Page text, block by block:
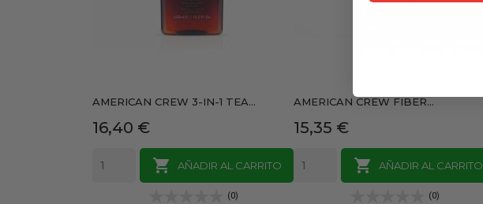
AMERICAN CREW 3-IN-1 TEA...
Precio
16,40 €

AÑADIR AL CARRITO
(0)
AMERICAN CREW FIBER...
Precio
15,35 €

AÑADIR AL CARRITO
(0)